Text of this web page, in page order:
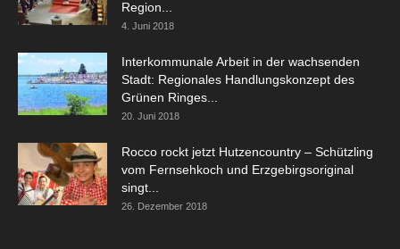
Region...
4. Juni 2018
Interkommunale Arbeit in der wachsenden
Stadt: Regionales Handlungskonzept des
Grünen Ringes...
20. Juni 2018
Rocco rockt jetzt Hutzencountry – Schützling
vom Fernsehkoch und Erzgebirgsoriginal
singt...
26. Dezember 2018